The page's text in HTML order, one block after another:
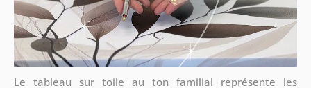
Le tableau sur toile au ton familial représente les